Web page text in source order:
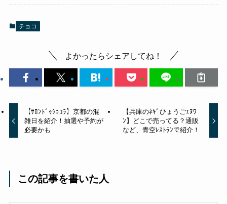
チョコ
よかったらシェアしてね！
【ｻﾛﾝﾄﾞｩｼｮｺﾗ】京都の混
雑日を紹介！抽選や予約が
必要かも
【兵庫のﾈｷﾞひょうごｴﾇﾜ
ﾝ】どこで売ってる？通販
など、青空ﾚｽﾄﾗﾝで紹介！
この記事を書いた人